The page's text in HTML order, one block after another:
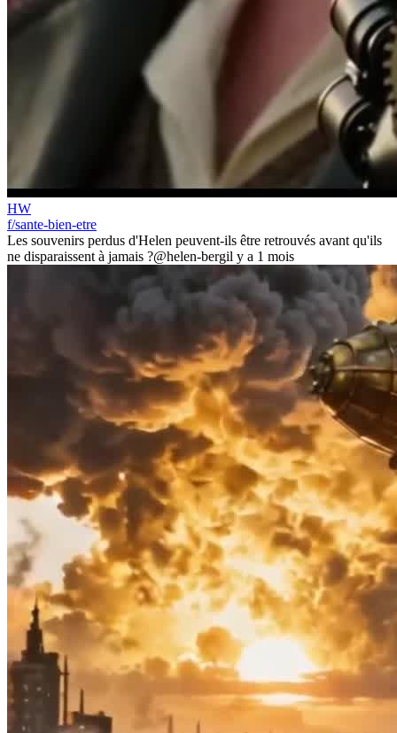
HW
f/sante-bien-etre
Les souvenirs perdus d'Helen peuvent-ils être retrouvés avant qu'ils
ne disparaissent à jamais ?@helen-bergil y a 1 mois